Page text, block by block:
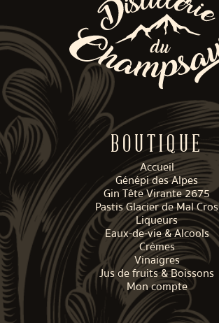
BOUTIQUE
Accueil
Génépi des Alpes
Gin Tête Virante 2675
Pastis Glacier de Mal Cros
Liqueurs
Eaux-de-vie & Alcools
Crèmes
Vinaigres
Jus de fruits & Boissons
Mon compte